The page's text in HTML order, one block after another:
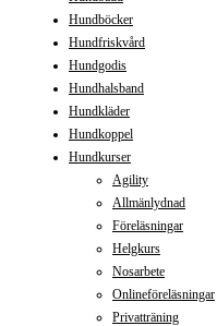
Hundböcker
Hundfriskvård
Hundgodis
Hundhalsband
Hundkläder
Hundkoppel
Hundkurser
Agility
Allmänlydnad
Föreläsningar
Helgkurs
Nosarbete
Onlineföreläsningar
Privatträning